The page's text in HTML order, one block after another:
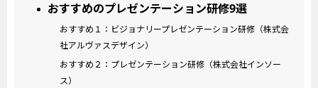
おすすめのプレゼンテーション研修9選
おすすめ１：ビジョナリープレゼンテーション研修（株式会
社アルヴァスデザイン）
おすすめ２：プレゼンテーション研修（株式会社インソー
ス）